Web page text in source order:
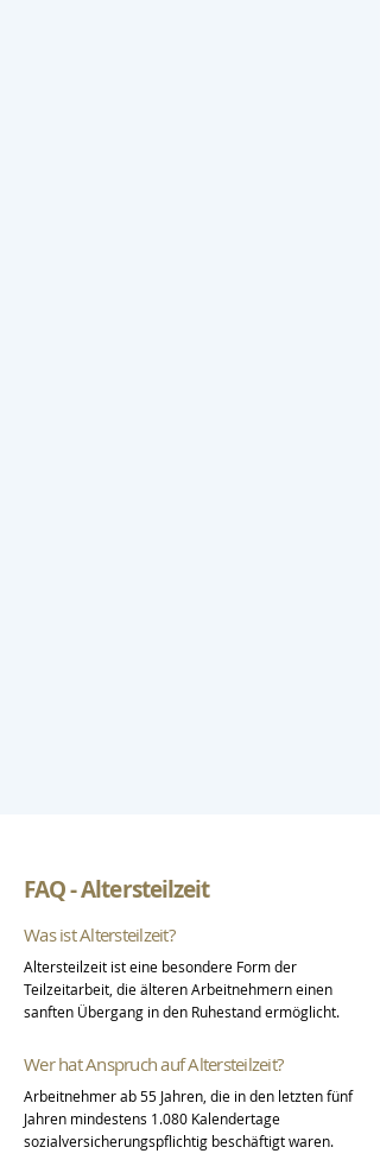
FAQ - Altersteilzeit
Was ist Altersteilzeit?
Altersteilzeit ist eine besondere Form der
Teilzeitarbeit, die älteren Arbeitnehmern einen
sanften Übergang in den Ruhestand ermöglicht.
Wer hat Anspruch auf Altersteilzeit?
Arbeitnehmer ab 55 Jahren, die in den letzten fünf
Jahren mindestens 1.080 Kalendertage
sozialversicherungspflichtig beschäftigt waren.